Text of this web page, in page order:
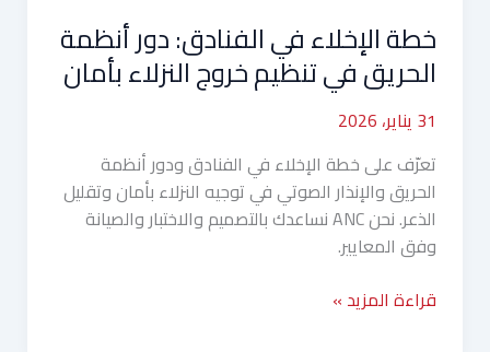
خطة الإخلاء في الفنادق: دور أنظمة
الحريق في تنظيم خروج النزلاء بأمان
31 يناير، 2026
تعرّف على خطة الإخلاء في الفنادق ودور أنظمة
الحريق والإنذار الصوتي في توجيه النزلاء بأمان وتقليل
الذعر. نحن ANC نساعدك بالتصميم والاختبار والصيانة
وفق المعايير.
النزلاء
بأمان
قراءة المزيد »